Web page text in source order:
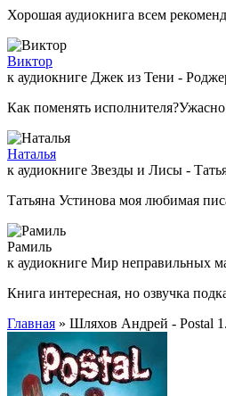
Хорошая аудиокнига всем
Виктор
к аудиокниге Джек из Тени -
Как поменять
Наталья
к аудиокниге Звезды и Лисы -
Татьяна Устинова моя любимая
Рамиль
к аудиокниге Мир неправильных
Книга интересная, но озвучка
Главная » Шляхов Андрей - Postal